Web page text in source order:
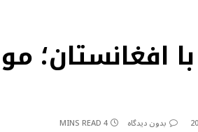
افغانستان؛
بدون دیدگاه 4 MINS READ